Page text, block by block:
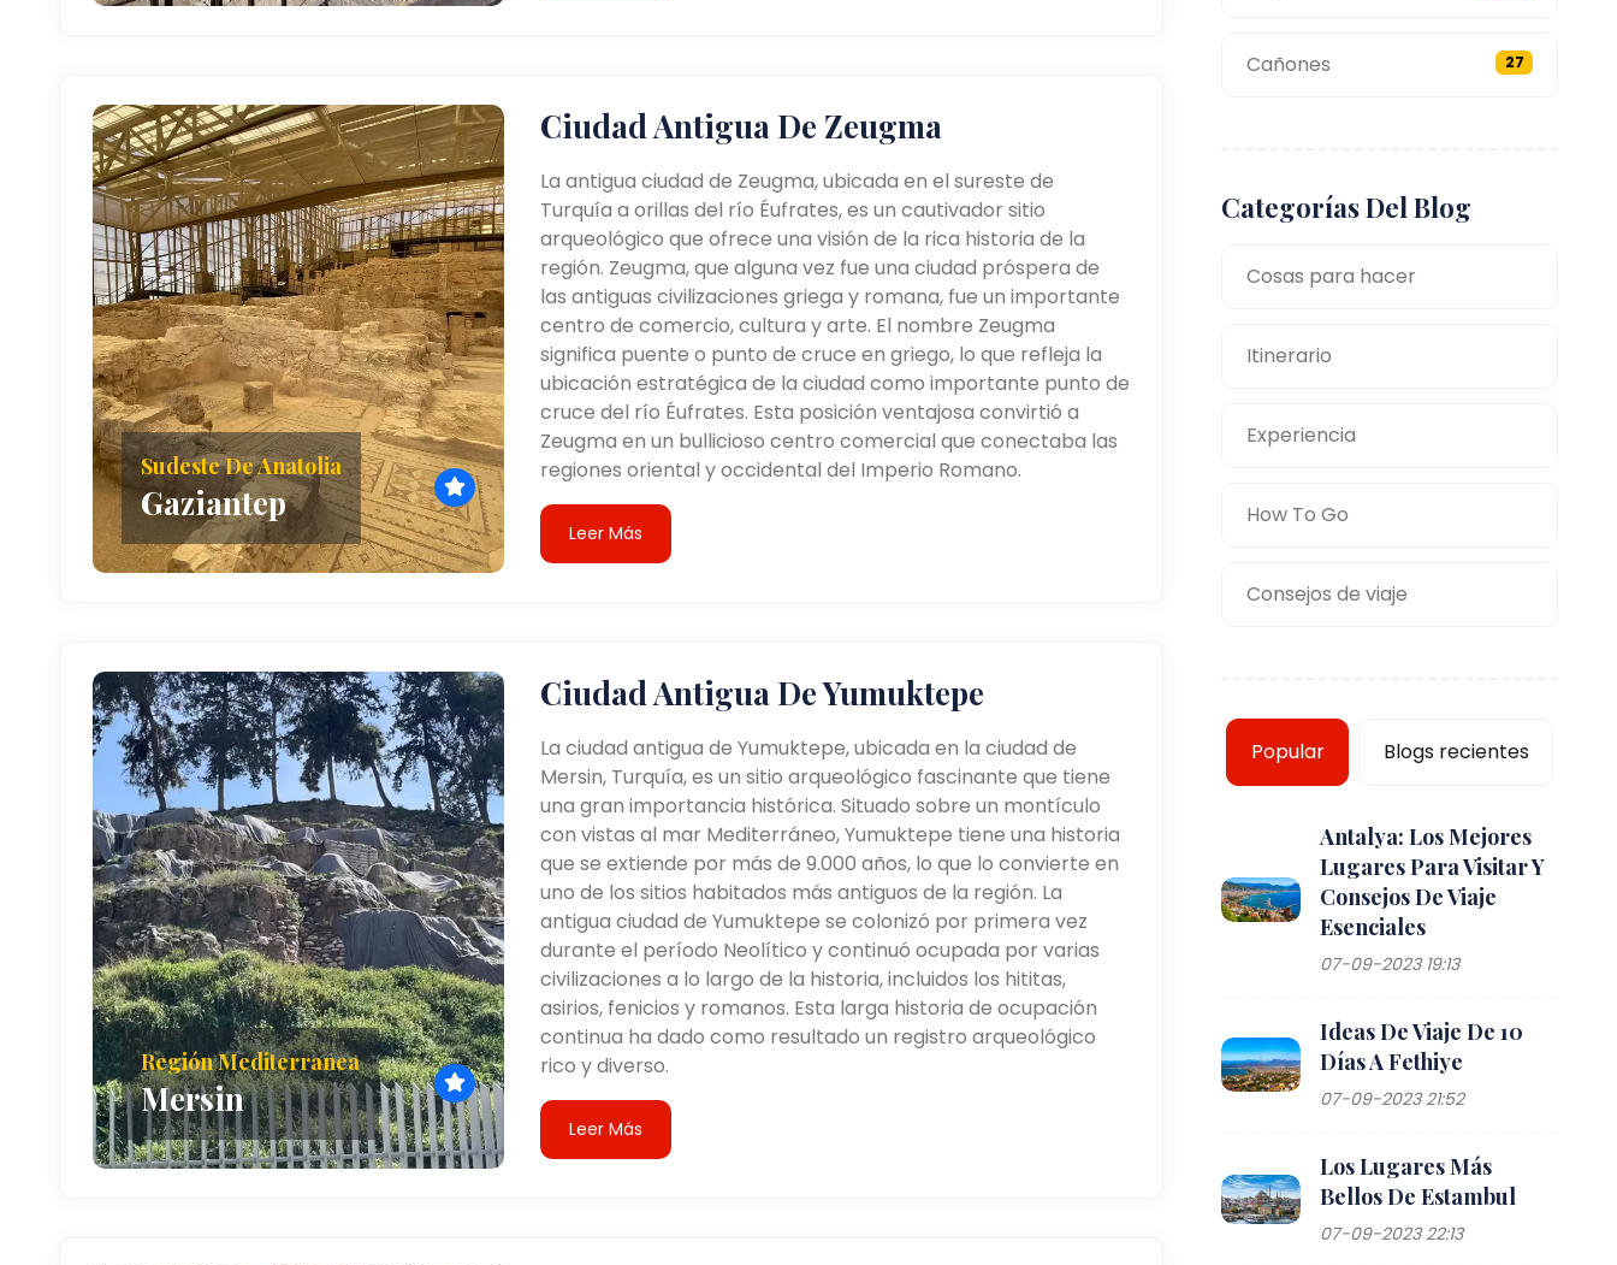
Sudeste De Anatolia
Gaziantep
Ciudad Antigua De Zeugma
La antigua ciudad de Zeugma, ubicada en el sureste de
Turquía a orillas del río Éufrates, es un cautivador sitio
arqueológico que ofrece una visión de la rica historia de la
región. Zeugma, que alguna vez fue una ciudad próspera de
las antiguas civilizaciones griega y romana, fue un importante
centro de comercio, cultura y arte. El nombre Zeugma
significa puente o punto de cruce en griego, lo que refleja la
ubicación estratégica de la ciudad como importante punto de
cruce del río Éufrates. Esta posición ventajosa convirtió a
Zeugma en un bullicioso centro comercial que conectaba las
regiones oriental y occidental del Imperio Romano.
Leer Más
Región Mediterranea
Mersin
Ciudad Antigua De Yumuktepe
La ciudad antigua de Yumuktepe, ubicada en la ciudad de
Mersin, Turquía, es un sitio arqueológico fascinante que tiene
una gran importancia histórica. Situado sobre un montículo
con vistas al mar Mediterráneo, Yumuktepe tiene una historia
que se extiende por más de 9.000 años, lo que lo convierte en
uno de los sitios habitados más antiguos de la región. La
antigua ciudad de Yumuktepe se colonizó por primera vez
durante el período Neolítico y continuó ocupada por varias
civilizaciones a lo largo de la historia, incluidos los hititas,
asirios, fenicios y romanos. Esta larga historia de ocupación
continua ha dado como resultado un registro arqueológico
rico y diverso.
Leer Más
Cañones 27
Categorías Del Blog
Cosas para hacer
Itinerario
Experiencia
How To Go
Consejos de viaje
Popular Blogs recientes
Antalya: Los Mejores
Lugares Para Visitar Y
Consejos De Viaje
Esenciales
07-09-2023 19:13
Ideas De Viaje De 10
Días A Fethiye
07-09-2023 21:52
Los Lugares Más
Bellos De Estambul
07-09-2023 22:13